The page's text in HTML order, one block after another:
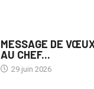
MESSAGE DE
AU CHEF...
29 juin 2026